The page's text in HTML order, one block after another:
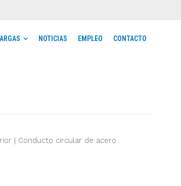
NOTICIAS EMPLEO CONTACTO
| Conducto circular de acero